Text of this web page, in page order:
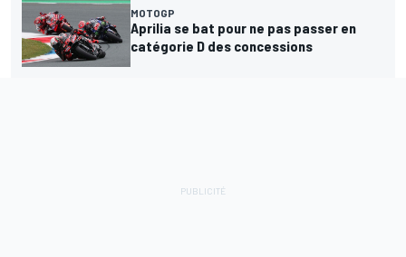
MOTOGP
Aprilia se bat pour ne pas passer en
catégorie D des concessions